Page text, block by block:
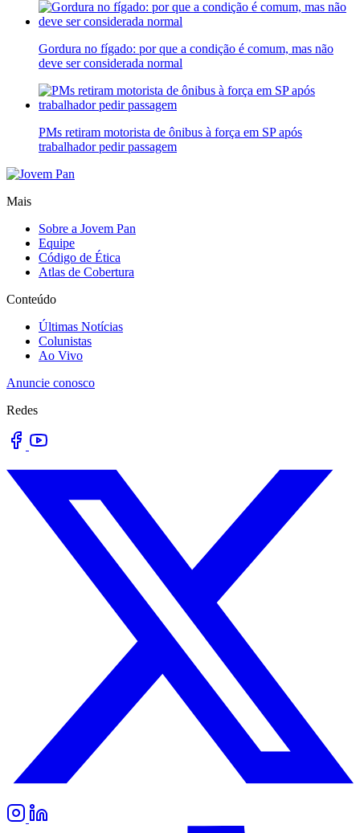
Gordura no fígado: por que a condição é comum, mas não
deve ser considerada normal
PMs retiram motorista de ônibus à força em SP após
trabalhador pedir passagem
Mais
Sobre a Jovem Pan
Equipe
Código de Ética
Atlas de Cobertura
Conteúdo
Últimas Notícias
Colunistas
Ao Vivo
Anuncie conosco
Redes